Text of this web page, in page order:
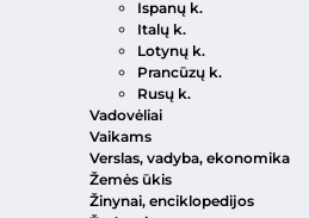
Ispanų k.
Italų k.
Lotynų k.
Prancūzų k.
Rusų k.
Vadovėliai
Vaikams
Verslas, vadyba, ekonomika
Žemės ūkis
Žinynai, enciklopedijos